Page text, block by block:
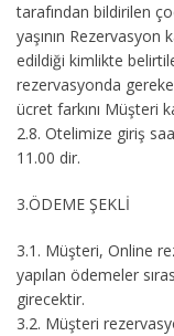
tarafından bildirilen
yaşının Rezervasyon
edildiği kimlikte
rezervasyonda
ücret farkını Müşteri
2.8. Otelimize giriş
11.00 dir.
3.ÖDEME ŞEKLİ
3.1. Müşteri, Online
yapılan ödemeler
girecektir.
3.2. Müşteri